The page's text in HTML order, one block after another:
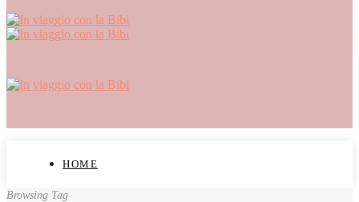
HOME
Browsing Tag